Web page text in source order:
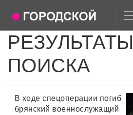
РЕЗУЛЬТАТЫ
ПОИСКА
В ходе спецоперации погиб
брянский военнослужащий